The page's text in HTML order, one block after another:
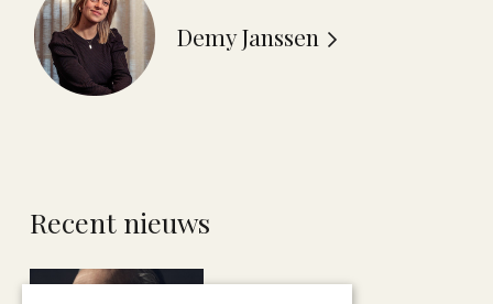
Demy Janssen
Recent nieuws